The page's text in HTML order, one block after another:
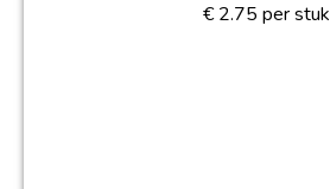
€ 2.75 per stuk